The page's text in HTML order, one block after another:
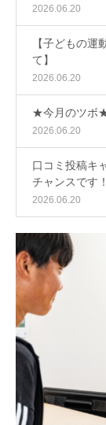
2026.06.20
【子どもの
て】
2026.06.20
★今月のツボ★
2026.06.20
口コミ投稿キ
チャンスです！
2026.06.20